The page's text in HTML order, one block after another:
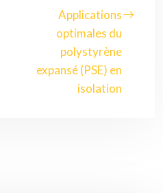
Applications
optimales du
polystyrène
expansé (PSE) en
isolation